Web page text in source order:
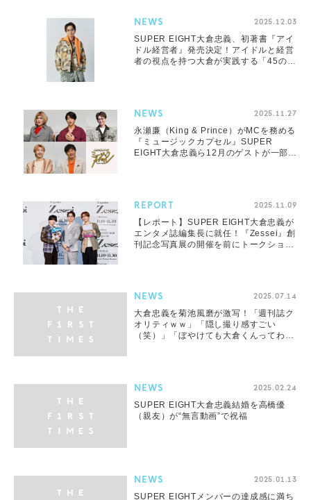
NEWS 2025.12.03
SUPER EIGHT大倉忠義、初著書『アイ
ドル経営者』発売決定！アイドルと経営
者の視点を持つ大倉が実践する「45のル
NEWS 2025.11.27
永瀬廉（King & Prince）がMCを務める
『ミュージックカプセル』SUPER
EIGHT大倉忠義ら12月のゲストが一部解
REPORT 2025.11.09
【レポート】SUPER EIGHT大倉忠義が
エンタメ誌編集長に就任！『Zessei』創
刊記念写真展の開催を前にトークショー
NEWS 2025.07.14
大倉忠義を菊池風磨が激写！「週刊誌ク
オリティｗｗ」「隠し撮り感すごい
（笑）」「ぼやけても大倉くんってわか
NEWS 2025.02.24
SUPER EIGHT大倉忠義結婚を高橋優
（親友）が“無言動画”で祝福
NEWS 2025.01.13
SUPER EIGHTメンバーの達成感に満ち